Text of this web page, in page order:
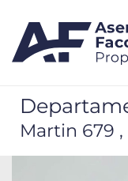
Martin 679